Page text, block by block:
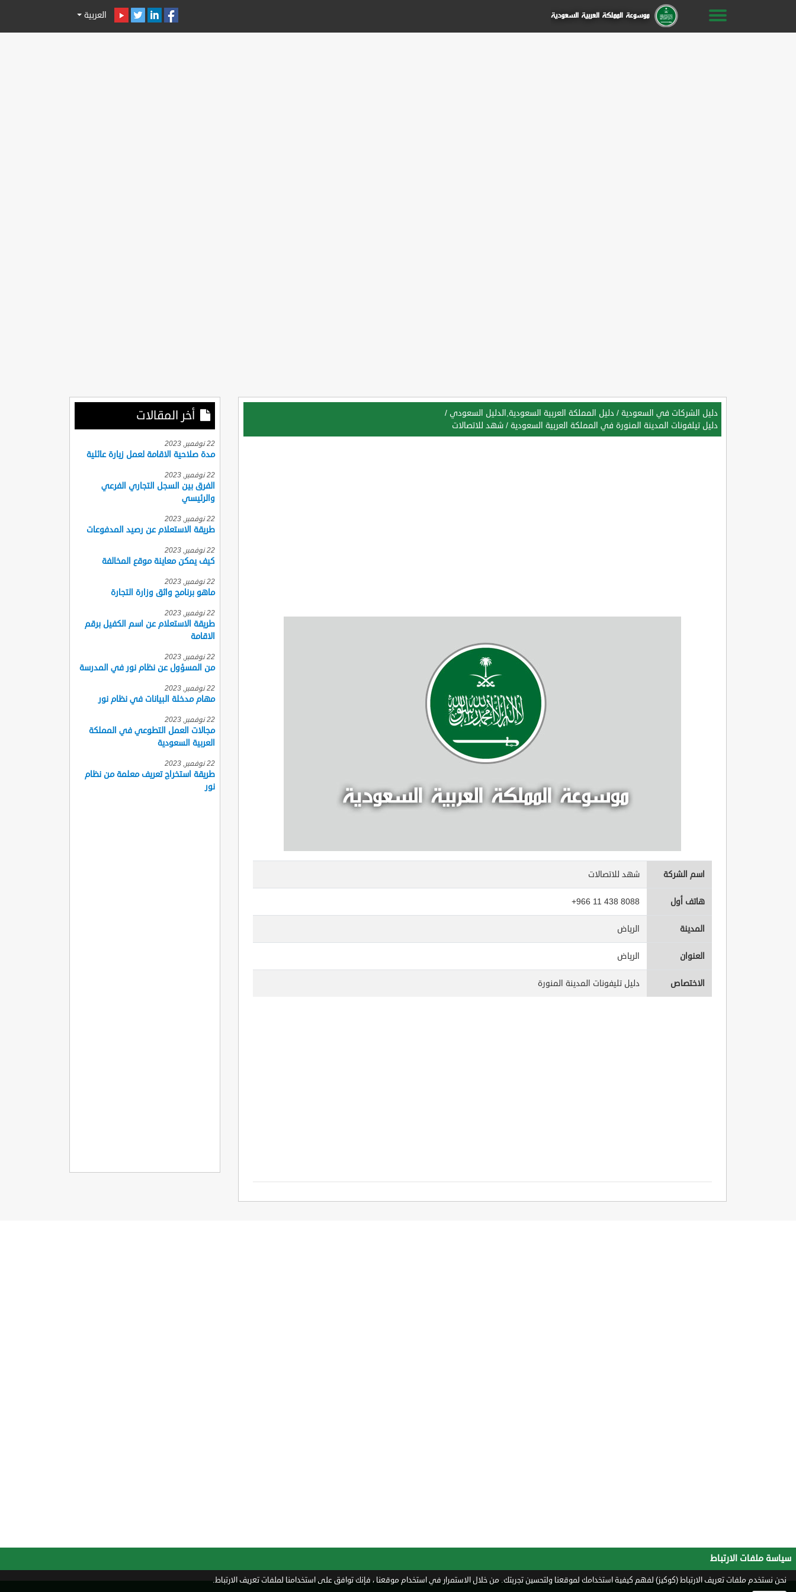
العربية
دليل الشركات في السعودية / دليل المملكة العربية السعودية,الدليل السعودي /
دليل تيلفونات المدينة المنورة في المملكة العربية السعودية / شهد للاتصالات
اسم الشركة شهد للاتصالات
هاتف أول +966 11 438 8088
المدينة الرياض
العنوان الرياض
الاختصاص دليل تليفونات المدينة المنورة
أخر المقالات
22 نوفمبر, 2023
مدة صلاحية الاقامة لعمل زيارة عائلية
22 نوفمبر, 2023
الفرق بين السجل التجاري الفرعي
والرئيسي
22 نوفمبر, 2023
طريقة الاستعلام عن رصيد المدفوعات
22 نوفمبر, 2023
كيف يمكن معاينة موقع المخالفة
22 نوفمبر, 2023
ماهو برنامج واثق وزارة التجارة
22 نوفمبر, 2023
طريقة الاستعلام عن اسم الكفيل برقم
الاقامة
22 نوفمبر, 2023
من المسؤول عن نظام نور في المدرسة
22 نوفمبر, 2023
مهام مدخلة البيانات في نظام نور
22 نوفمبر, 2023
مجالات العمل التطوعي في المملكة
العربية السعودية
22 نوفمبر, 2023
طريقة استخراج تعريف معلمة من نظام
نور
سياسة ملفات الارتباط
نحن نستخدم ملفات تعريف الارتباط (كوكيز) لفهم كيفية استخدامك لموقعنا ولتحسين تجربتك. من خلال الاستمرار في استخدام موقعنا ، فإنك توافق على استخدامنا لملفات تعريف الارتباط.